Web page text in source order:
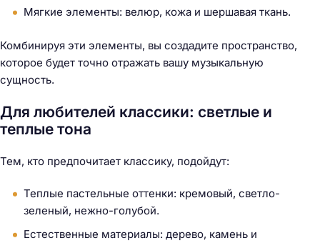
Мягкие элементы: велюр, кожа и шершавая ткань.
Комбинируя эти элементы, вы создадите пространство,
которое будет точно отражать вашу музыкальную
сущность.
Для любителей классики: светлые и
теплые тона
Тем, кто предпочитает классику, подойдут:
Теплые пастельные оттенки: кремовый, светло-
зеленый, нежно-голубой.
Естественные материалы: дерево, камень и